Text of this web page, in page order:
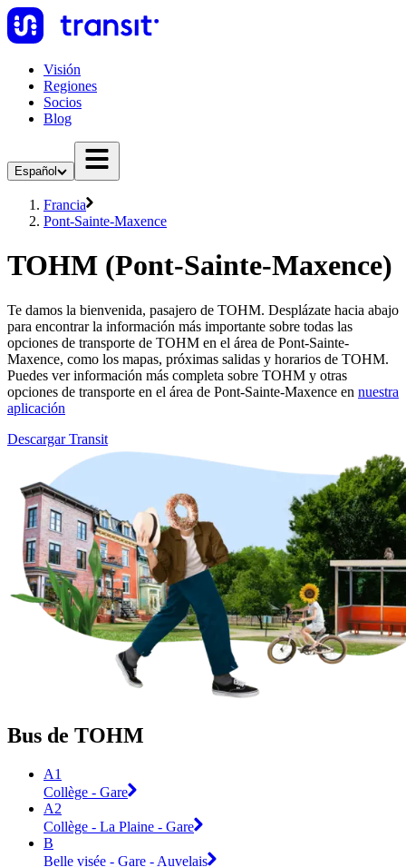
Visión
Regiones
Socios
Blog
Español
Francia
Pont-Sainte-Maxence
TOHM (Pont-Sainte-Maxence)
Te damos la bienvenida, pasajero de TOHM. Desplázate hacia abajo
para encontrar la información más importante sobre todas las
opciones de transporte de TOHM en el área de Pont-Sainte-
Maxence, como los mapas, próximas salidas y horarios de TOHM.
Puedes ver información más completa sobre TOHM y otras
opciones de transporte en el área de Pont-Sainte-Maxence en nuestra
aplicación
Descargar Transit
Bus de TOHM
A1
Collège - Gare
A2
Collège - La Plaine - Gare
B
Belle visée - Gare - Auvelais